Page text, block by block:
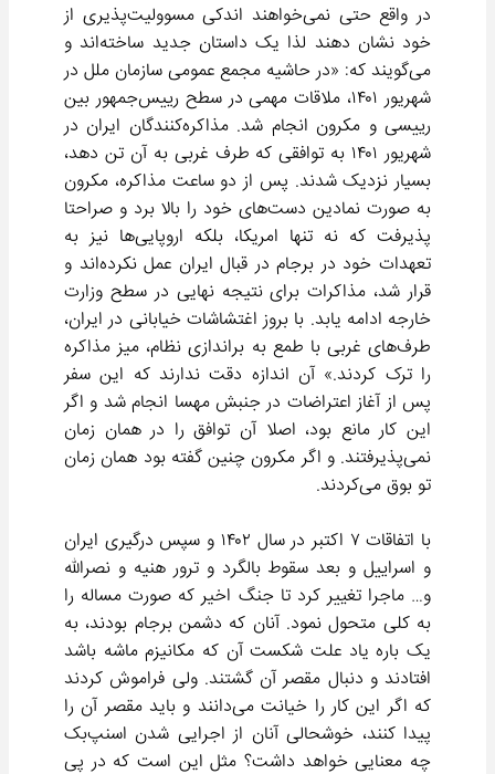
در واقع حتی نمی‌خواهند اندکی مسوولیت‌پذیری از
خود نشان دهند لذا یک داستان جدید ساخته‌اند و
می‌گویند که: «در حاشیه مجمع عمومی سازمان ملل در
شهریور ۱۴۰۱، ملاقات مهمی در سطح رییس‌جمهور بین
رییسی و مکرون انجام شد. مذاکره‌کنندگان ایران در
شهریور ۱۴۰۱ به توافقی که طرف غربی به آن تن دهد،
بسیار نزدیک شدند. پس از دو ساعت مذاکره، مکرون
به صورت نمادین دست‌های خود را بالا برد و صراحتا
پذیرفت که نه تنها امریکا، بلکه اروپایی‌ها نیز به
تعهدات خود در برجام در قبال ایران عمل نکرده‌اند و
قرار شد، مذاکرات برای نتیجه نهایی در سطح وزارت
خارجه ادامه یابد. با بروز اغتشاشات خیابانی در ایران،
طرف‌های غربی با طمع به براندازی نظام، میز مذاکره
را ترک کردند.» آن اندازه دقت ندارند که این سفر
پس از آغاز اعتراضات در جنبش مهسا انجام شد و اگر
این کار مانع بود، اصلا آن توافق را در همان زمان
نمی‌پذیرفتند. و اگر مکرون چنین گفته بود همان زمان
تو بوق می‌کردند.
با اتفاقات ۷ اکتبر در سال ۱۴۰۲ و سپس درگیری ایران
و اسراییل و بعد سقوط بالگرد و ترور هنیه و نصرالله
و… ماجرا تغییر کرد تا جنگ اخیر که صورت مساله را
به کلی متحول نمود. آنان که دشمن برجام بودند، به
یک باره یاد علت شکست آن که مکانیزم ماشه باشد
افتادند و دنبال مقصر آن گشتند. ولی فراموش کردند
که اگر این کار را خیانت می‌دانند و باید مقصر آن را
پیدا کنند، خوشحالی آنان از اجرایی شدن اسنپ‌بک
چه معنایی خواهد داشت؟ مثل این است که در پی